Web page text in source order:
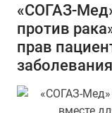
«СОГАЗ-
против
прав